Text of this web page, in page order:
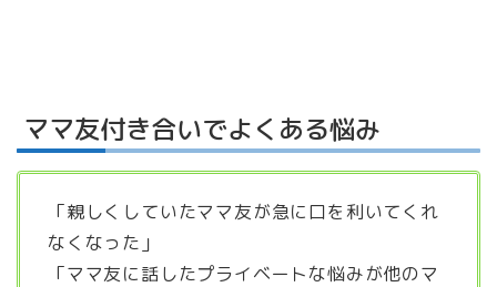
ママ友付き合いでよくある悩み
「親しくしていたママ友が急に口を利いてくれ
なくなった」
「ママ友に話したプライベートな悩みが他のマ